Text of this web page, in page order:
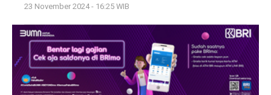
23 November 2024 - 16:25 WIB